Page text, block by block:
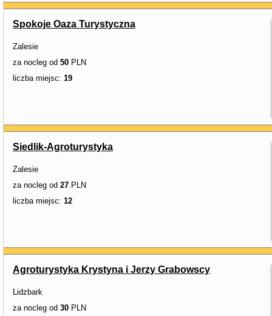
Spokoje Oaza Turystyczna
Zalesie
za nocleg od 50 PLN
liczba miejsc: 19
Siedlik-Agroturystyka
Zalesie
za nocleg od 27 PLN
liczba miejsc: 12
Agroturystyka Krystyna i Jerzy Grabowscy
Lidzbark
za nocleg od 30 PLN